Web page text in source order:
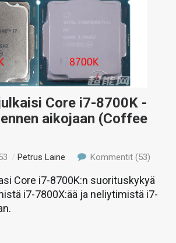
Core i7-8700K -
aikojaan (Coffee
/Petrus Laine Kommentit (53)
Core i7-8700K:n suorituskykyä
i7-7800X:ää ja neliytimistä i7-